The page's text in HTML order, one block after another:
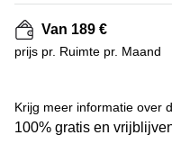
Tilburg
Zwolle
Westpoort
Business
center
Hilversum
center
Den
Haag
Van 189 €
prijs pr. Ruimte pr. Maand
Krijg meer informatie over
100% gratis en